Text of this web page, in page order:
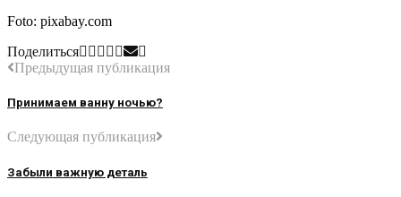
Foto: pixabay.com
Поделиться
Предыдущая публикация
Принимаем ванну ночью?
Следующая публикация
Забыли важную деталь